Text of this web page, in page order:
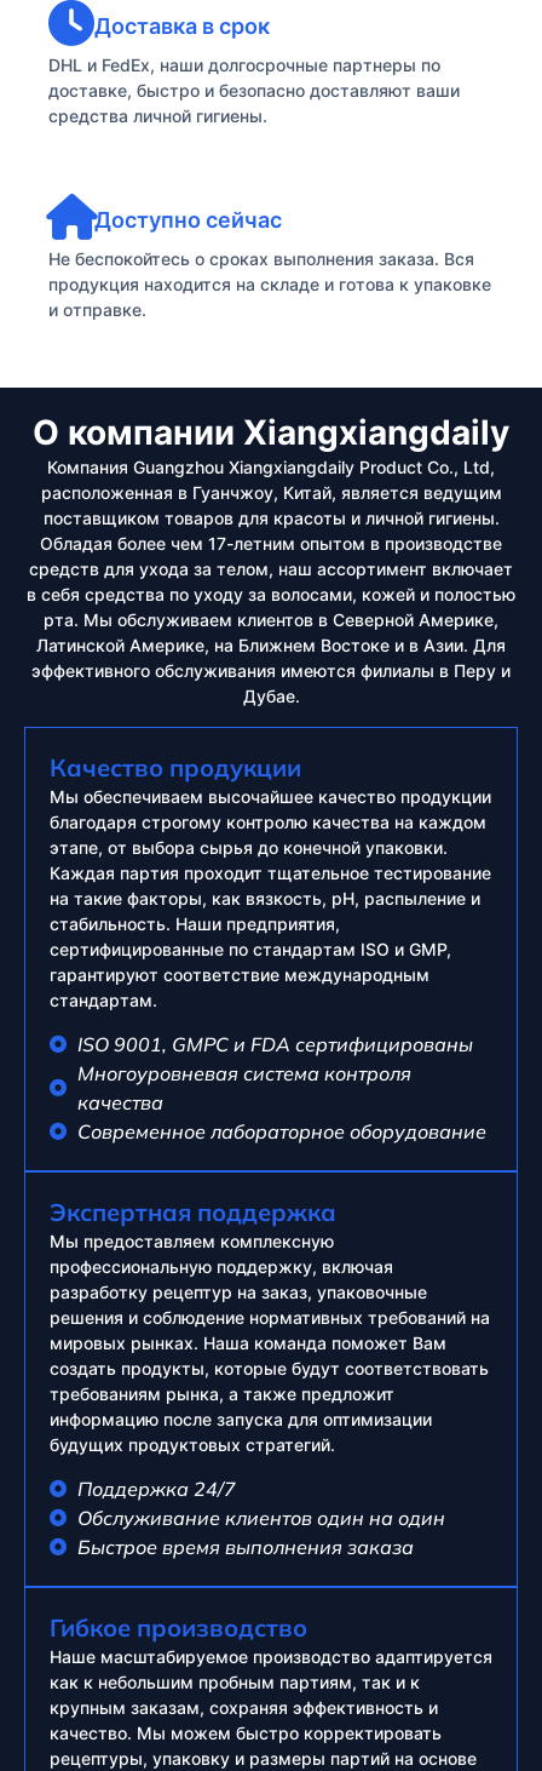
Доставка в срок
DHL и FedEx, наши долгосрочные партнеры по
доставке, быстро и безопасно доставляют ваши
средства личной гигиены.
Доступно сейчас
Не беспокойтесь о сроках выполнения заказа. Вся
продукция находится на складе и готова к упаковке
и отправке.
О компании Xiangxiangdaily
Компания Guangzhou Xiangxiangdaily Product Co., Ltd,
расположенная в Гуанчжоу, Китай, является ведущим
поставщиком товаров для красоты и личной гигиены.
Обладая более чем 17-летним опытом в производстве
средств для ухода за телом, наш ассортимент включает
в себя средства по уходу за волосами, кожей и полостью
рта. Мы обслуживаем клиентов в Северной Америке,
Латинской Америке, на Ближнем Востоке и в Азии. Для
эффективного обслуживания имеются филиалы в Перу и
Дубае.
Качество продукции
Мы обеспечиваем высочайшее качество продукции
благодаря строгому контролю качества на каждом
этапе, от выбора сырья до конечной упаковки.
Каждая партия проходит тщательное тестирование
на такие факторы, как вязкость, pH, распыление и
стабильность. Наши предприятия,
сертифицированные по стандартам ISO и GMP,
гарантируют соответствие международным
стандартам.
ISO 9001, GMPC и FDA сертифицированы
Многоуровневая система контроля
качества
Современное лабораторное оборудование
Экспертная поддержка
Мы предоставляем комплексную
профессиональную поддержку, включая
разработку рецептур на заказ, упаковочные
решения и соблюдение нормативных требований на
мировых рынках. Наша команда поможет Вам
создать продукты, которые будут соответствовать
требованиям рынка, а также предложит
информацию после запуска для оптимизации
будущих продуктовых стратегий.
Поддержка 24/7
Обслуживание клиентов один на один
Быстрое время выполнения заказа
Гибкое производство
Наше масштабируемое производство адаптируется
как к небольшим пробным партиям, так и к
крупным заказам, сохраняя эффективность и
качество. Мы можем быстро корректировать
рецептуры, упаковку и размеры партий на основе